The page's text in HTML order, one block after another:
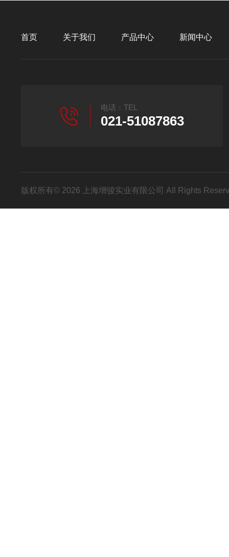
首页 关于我们 产品中心 新闻中心
电话：TEL
021-51087863
版权所有© 2026 上海增骏实业有限公司 All Rights